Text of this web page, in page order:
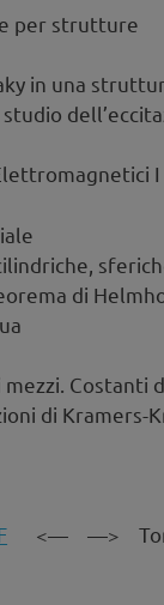
per strutture
in una
I
di
di Kramers-
<— —>